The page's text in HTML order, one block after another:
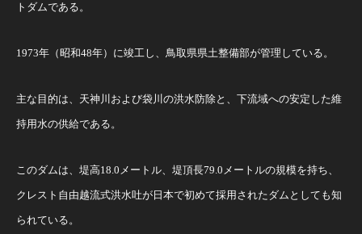
トダムである。
1973年（昭和48年）に竣工し、鳥取県県土整備部が管理している。
主な目的は、天神川および袋川の洪水防除と、下流域への安定した維
持用水の供給である。 ​
このダムは、堤高18.0メートル、堤頂長79.0メートルの規模を持ち、
クレスト自由越流式洪水吐が日本で初めて採用されたダムとしても知
られている。 ​